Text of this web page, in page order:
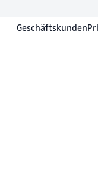
Geschäftskunden